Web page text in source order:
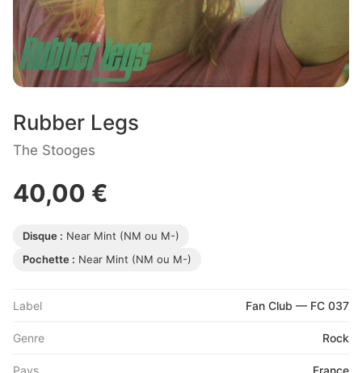
Rubber Legs
The Stooges
40,00 €
Disque : Near Mint (NM ou M-)
Pochette : Near Mint (NM ou M-)
Label Fan Club — FC 037
Genre Rock
Pays France